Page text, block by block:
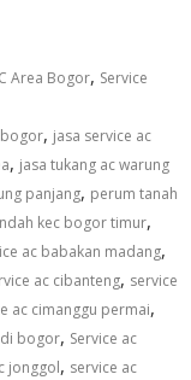
Area Bogor, Service
bogor, jasa service ac
, jasa tukang ac warung
panjang, perum tanah
kec bogor timur,
ac babakan madang,
ac cibanteng, service
ac cimanggu permai,
di bogor, Service ac
jonggol, service ac